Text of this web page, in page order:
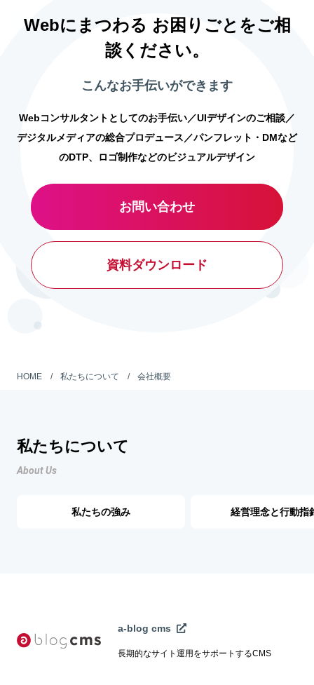
Webにまつわる お困りごとをご相
談ください。
こんなお手伝いができます
Webコンサルタントとしてのお手伝い／UIデザインのご相談／
デジタルメディアの総合プロデュース／パンフレット・DMなど
のDTP、ロゴ制作などのビジュアルデザイン
お問い合わせ
資料ダウンロード
HOME 私たちについて 会社概要
私たちについて
About Us
私たちの強み 経営理念と行動指
a-blog cms
長期的なサイト運用をサポートするCMS